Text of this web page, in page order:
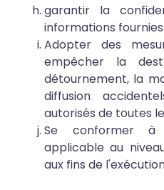
garantir la
informations
Adopter des
empêcher la
détournement, la
diffusion
autorisés de toutes
Se conformer à
applicable au
aux fins de